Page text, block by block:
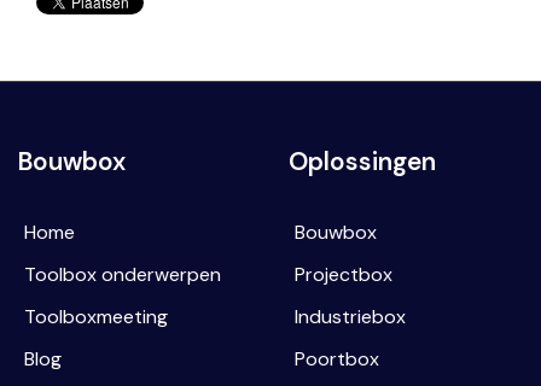
Bouwbox
Home
Toolbox onderwerpen
Toolboxmeeting
Blog
Oplossingen
Bouwbox
Projectbox
Industriebox
Poortbox